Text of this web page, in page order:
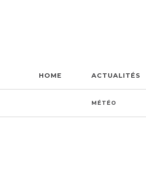
HOME ACTUALITÉS
MÉTÉO